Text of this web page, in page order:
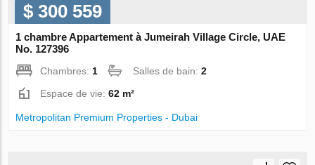
$ 300 559
1 chambre Appartement à Jumeirah Village Circle, UAE
No. 127396
Chambres: 1 Salles de bain:2
Espace de vie:62 m²
Metropolitan Premium Properties - Dubai